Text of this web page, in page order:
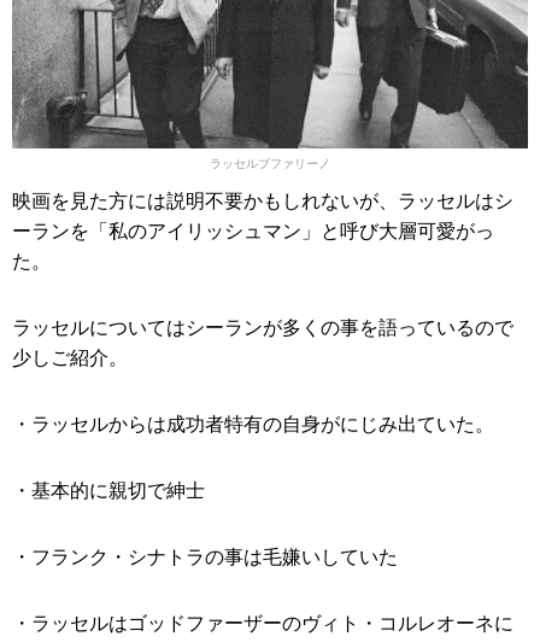
ラッセルブファリーノ
映画を見た方には説明不要かもしれないが、ラッセルはシ
ーランを「私のアイリッシュマン」と呼び大層可愛がっ
た。
ラッセルについてはシーランが多くの事を語っているので
少しご紹介。
・ラッセルからは成功者特有の自身がにじみ出ていた。
・基本的に親切で紳士
・フランク・シナトラの事は毛嫌いしていた
・ラッセルはゴッドファーザーのヴィト・コルレオーネに